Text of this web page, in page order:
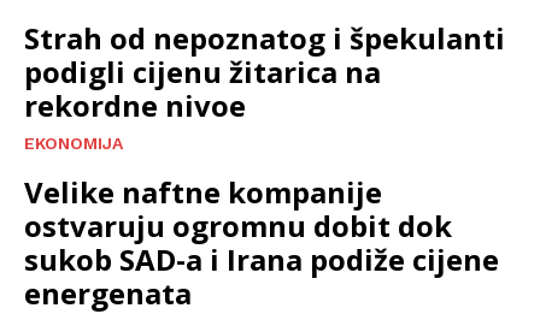
Strah od nepoznatog i špekulanti
podigli cijenu žitarica na
rekordne nivoe
EKONOMIJA
Velike naftne kompanije
ostvaruju ogromnu dobit dok
sukob SAD-a i Irana podiže cijene
energenata